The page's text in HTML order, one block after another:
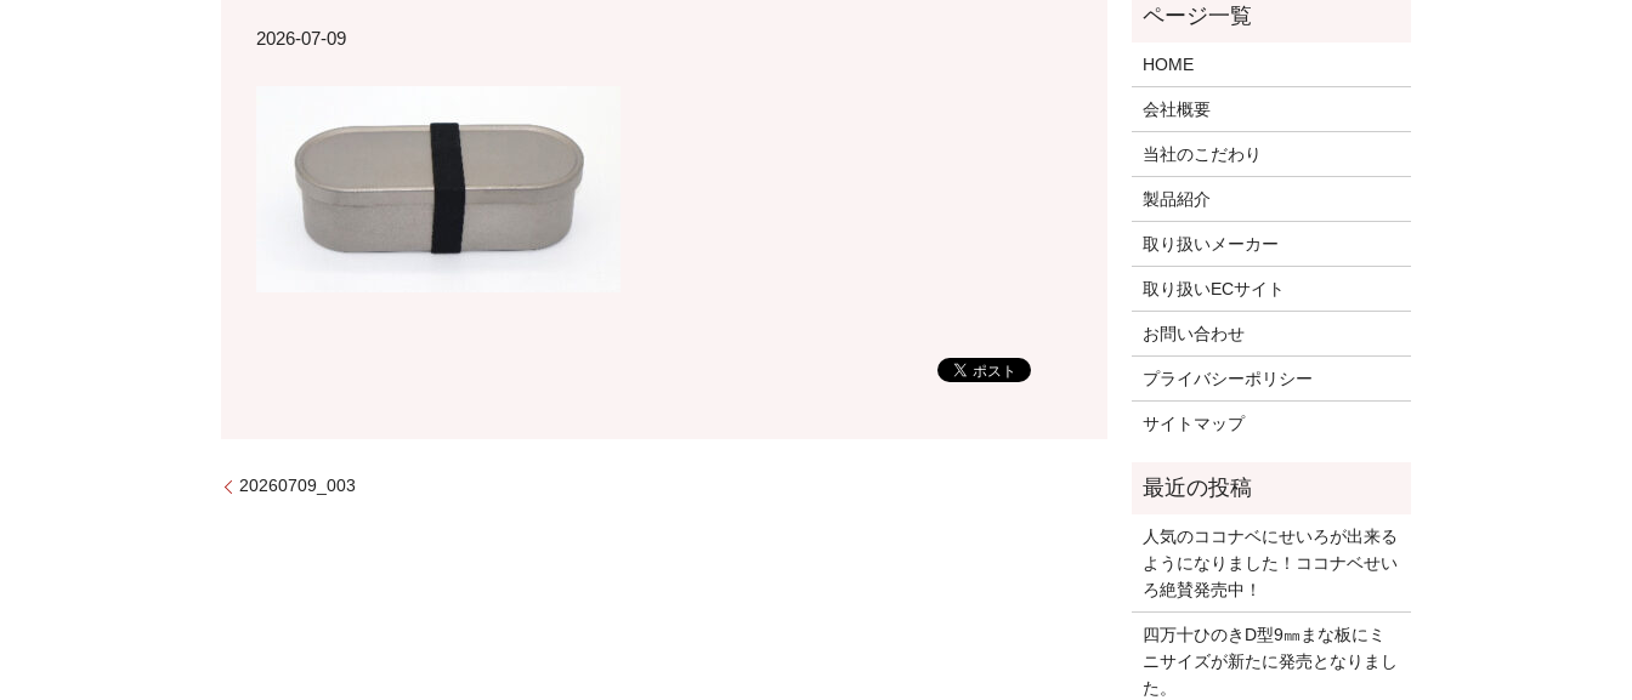
2026-07-09
20260709_003
HOME
会社概要
当社のこだわり
製品紹介
取り扱いメーカー
取り扱いECサイト
お問い合わせ
プライバシーポリシー
サイトマップ
人気のココナベにせいろが出来る
ようになりました！ココナベせい
ろ絶賛発売中！
四万十ひのきD型9㎜まな板にミ
ニサイズが新たに発売となりまし
た。